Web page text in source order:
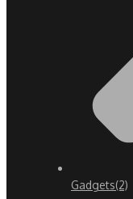
Gadgets(2)